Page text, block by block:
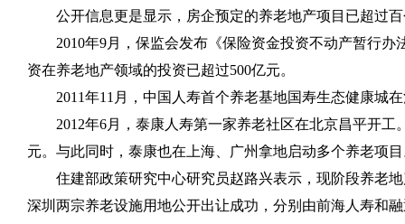
公开信息更是显示，房企预定的养老地产项目已超过百
2010年9月，保监会发布《保险资金投资不动产暂行办
资在养老地产领域的投资已超过500亿元。
2011年11月，中国人寿首个养老基地国寿生态健康城在
2012年6月，泰康人寿第一家养老社区在北京昌平开工
元。与此同时，泰康也在上海、广州拿地启动多个养老项
住建部政策研究中心研究员赵路兴表示，现阶段养老地
深圳两宗养老设施用地公开出让成功，分别由前海人寿和